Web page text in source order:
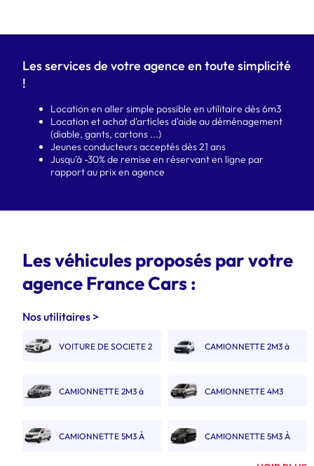
Les services de votre agence en toute simplicité
!
Location en aller simple possible en utilitaire dès 6m3
Location et achat d'articles d'aide au déménagement
(diable, gants, cartons ...)
Jeunes conducteurs acceptés dès 21 ans
Jusqu'à -30% de remise en réservant en ligne par
rapport au prix en agence
Les véhicules proposés par votre
agence France Cars :
Nos utilitaires >
VOITURE DE SOCIETE 2 CAMIONNETTE 2M3 à
CAMIONNETTE 2M3 à
CAMIONNETTE 4M3
CAMIONNETTE 5M3 À CAMIONNETTE 5M3 À